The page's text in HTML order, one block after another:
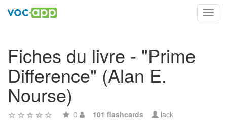
Fiches du livre - "Prime
Difference" (Alan E.
Nourse)
0 101 flashcards lack